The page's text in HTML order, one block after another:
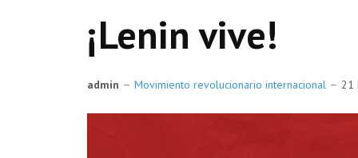
¡Lenin vive!
admin Movimiento revolucionario internacional 21